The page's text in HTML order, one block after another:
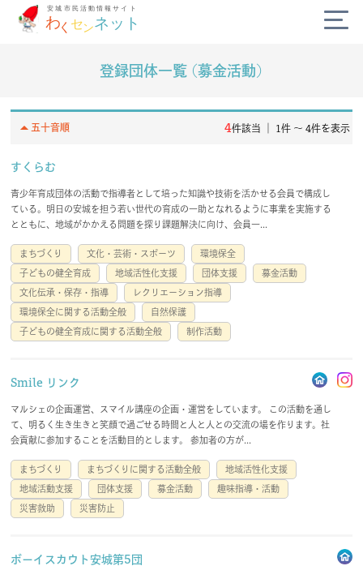
diversity_3
campaign
today
volunteer_activism
handshake
わくセンネットとは？ よくある質問
会員規約
登録団体要綱 お問合せ
account_circle login
登録団体一覧 (募金活動)
arrow_drop_up五十音順 4件該当 ｜ 1件 〜 4件を表示
すくらむ
青少年育成団体の活動で指導者として培った知識や技術を活かせる会員で構成し
ている。明日の安城を担う若い世代の育成の一助となれるように事業を実施する
とともに、地域がかかえる問題を探り課題解決に向け、会員一...
まちづくり 文化・芸術・スポーツ 環境保全
子どもの健全育成 地域活性化支援 団体支援 募金活動
文化伝承・保存・指導 レクリエーション指導
環境保全に関する活動全般 自然保護
子どもの健全育成に関する活動全般 制作活動
Smile リンク
マルシェの企画運営、スマイル講座の企画・運営をしています。 この活動を通し
て、明るく生き生きと笑顔で過ごせる時間と人と人との交流の場を作ります。社
会貢献に参加することを活動目的とします。 参加者の方が...
まちづくり まちづくりに関する活動全般 地域活性化支援
地域活動支援 団体支援 募金活動 趣味指導・活動
災害救助 災害防止
ボーイスカウト安城第5団